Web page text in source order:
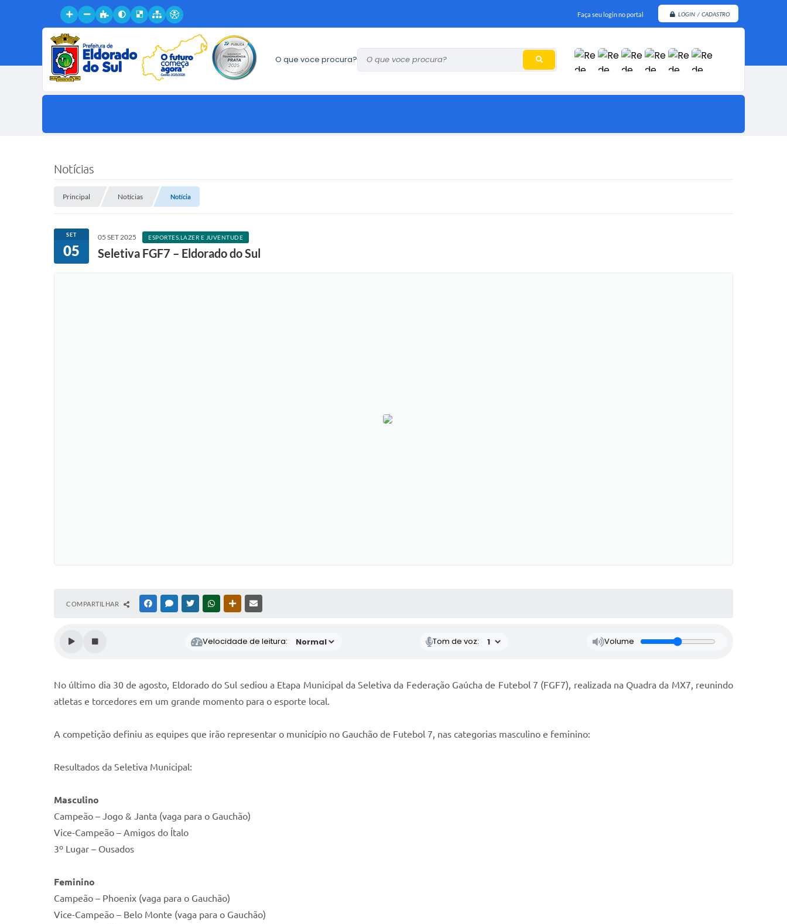
Faça seu login no portal LOGIN / CADASTRO
O que voce procura?
Notícias
Principal Notícias Notícia
SET
05
05 SET 2025 ESPORTES,LAZER E JUVENTUDE
Seletiva FGF7 – Eldorado do Sul
COMPARTILHAR FACEBOOKMESSENGER
TWITTERWHATSAPPOUTRAS MÍDIAS
Velocidade de leitura: Tom de voz: Volume
No último dia 30 de agosto, Eldorado do Sul sediou a Etapa Municipal da Seletiva da Federação Gaúcha de Futebol 7 (FGF7), realizada na Quadra da MX7, reunindo
atletas e torcedores em um grande momento para o esporte local.
A competição definiu as equipes que irão representar o município no Gauchão de Futebol 7, nas categorias masculino e feminino:
Resultados da Seletiva Municipal:
Masculino
Campeão – Jogo & Janta (vaga para o Gauchão)
Vice-Campeão – Amigos do Ítalo
3º Lugar – Ousados
Feminino
Campeão – Phoenix (vaga para o Gauchão)
Vice-Campeão – Belo Monte (vaga para o Gauchão)